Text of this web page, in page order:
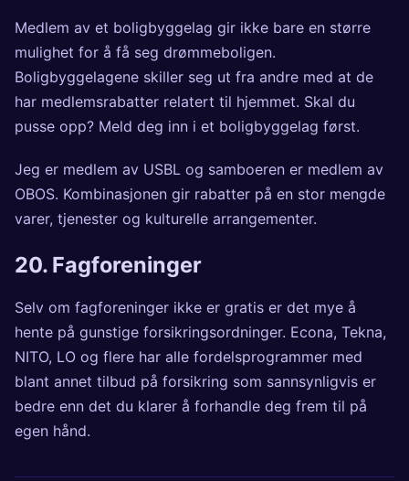
Medlem av et boligbyggelag gir ikke bare en større
mulighet for å få seg drømmeboligen.
Boligbyggelagene skiller seg ut fra andre med at de
har medlemsrabatter relatert til hjemmet. Skal du
pusse opp? Meld deg inn i et boligbyggelag først.
Jeg er medlem av USBL og samboeren er medlem av
OBOS. Kombinasjonen gir rabatter på en stor mengde
varer, tjenester og kulturelle arrangementer.
20. Fagforeninger
Selv om fagforeninger ikke er gratis er det mye å
hente på gunstige forsikringsordninger. Econa, Tekna,
NITO, LO og flere har alle fordelsprogrammer med
blant annet tilbud på forsikring som sannsynligvis er
bedre enn det du klarer å forhandle deg frem til på
egen hånd.